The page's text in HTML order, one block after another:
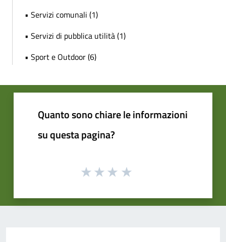
• Servizi comunali (1)
• Servizi di pubblica utilità (1)
• Sport e Outdoor (6)
Quanto sono chiare le informazioni
su questa pagina?